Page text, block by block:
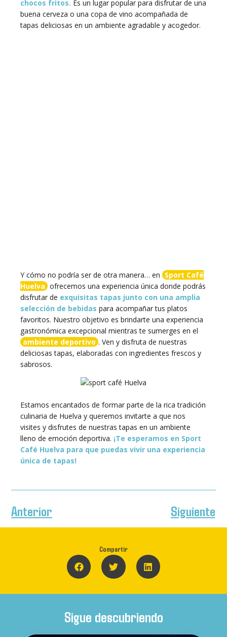
chocos fritos. Es un lugar popular para disfrutar de una
buena cerveza o una copa de vino acompañada de
tapas deliciosas en un ambiente agradable y acogedor.
Y cómo no podría ser de otra manera… en Sport Café
Huelva ofrecemos una experiencia única donde podrás
disfrutar de exquisitas tapas junto con una amplia
selección de bebidas para acompañar tus platos
favoritos. Nuestro objetivo es brindarte una experiencia
gastronómica excepcional mientras te sumerges en el
ambiente deportivo . Ven y disfruta de nuestras
deliciosas tapas, elaboradas con ingredientes frescos y
sabrosos.
Estamos encantados de formar parte de la rica tradición
culinaria de Huelva y queremos invitarte a que nos
visites y disfrutes de nuestras tapas en un ambiente
lleno de emoción deportiva. ¡Te esperamos en Sport
Café Huelva para que puedas vivir una experiencia
única de tapas!
Anterior Siguiente
Compartir
Sigue descubriendo